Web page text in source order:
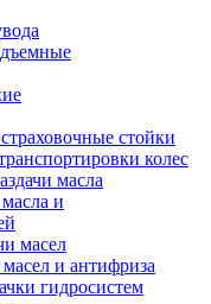
стойки
колес
масла
и
масел
и антифриза
гидросистем